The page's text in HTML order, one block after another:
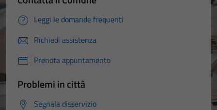
Leggi le domande frequenti
Richiedi assistenza
Prenota appuntamento
Problemi in città
Segnala disservizio